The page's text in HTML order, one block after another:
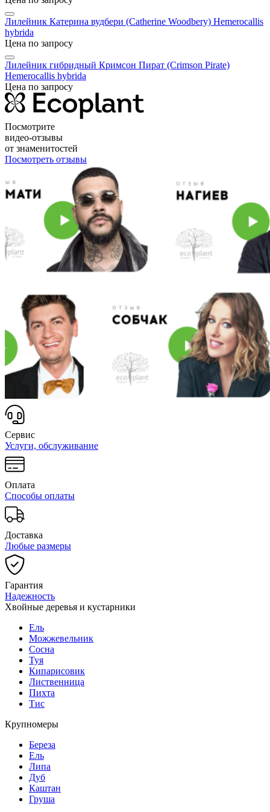
Лилейник Катерина вудбери (Catherine Woodbery) Нemerocallis
hybridа
Цена по запросу
Лилейник гибридный Кримсон Пират (Crimson Pirate)
Нemerocallis hybridа
Цена по запросу
Посмотрите
видео-отзывы
от знаменитостей
Посмотреть отзывы
Сервис
Услуги, обслуживание
Оплата
Способы оплаты
Доставка
Любые размеры
Гарантия
Надежность
Хвойные деревья и кустарники
Ель
Можжевельник
Сосна
Туя
Кипарисовик
Лиственница
Пихта
Тис
Крупномеры
Береза
Ель
Липа
Дуб
Каштан
Груша